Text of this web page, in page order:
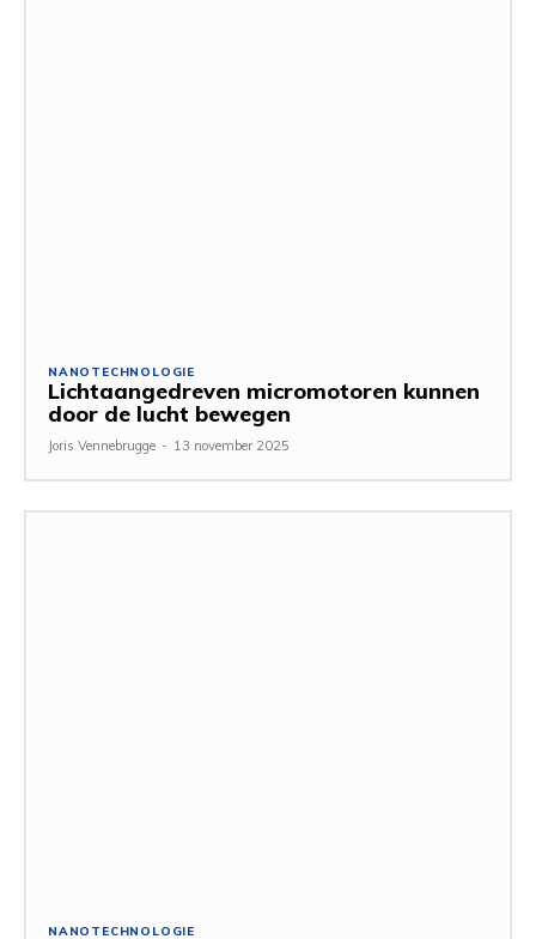
NANOTECHNOLOGIE
Lichtaangedreven micromotoren kunnen
door de lucht bewegen
Joris Vennebrugge - 13 november 2025
NANOTECHNOLOGIE